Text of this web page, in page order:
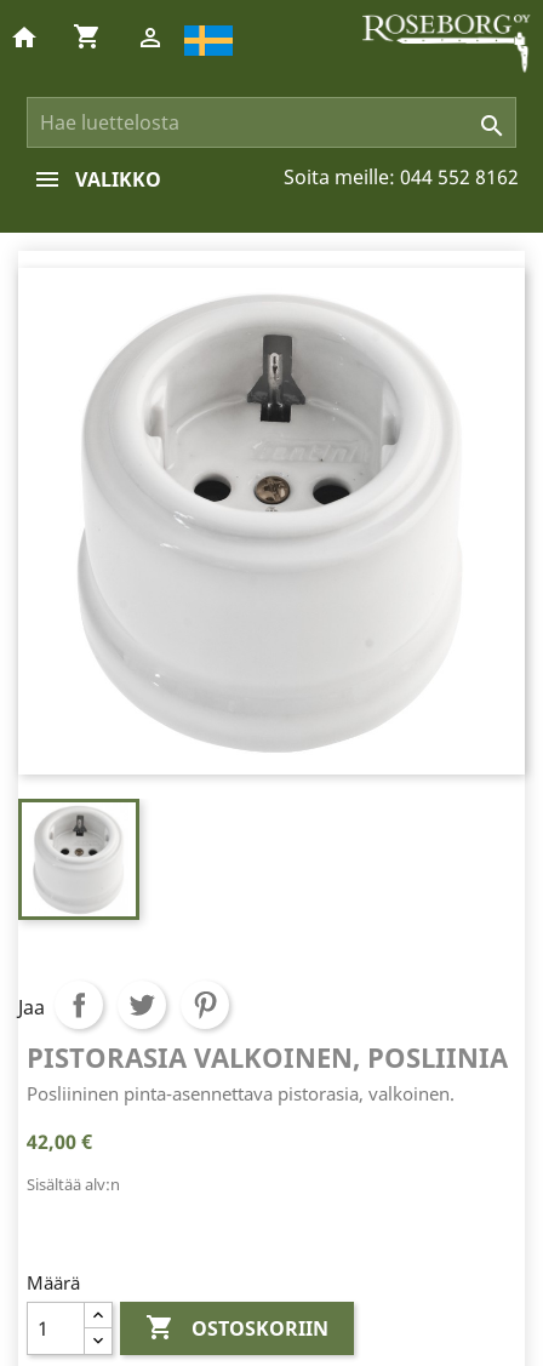

home shopping_cart 
Soita meille: 044 552 8162
VALIKKO
Jaa
PISTORASIA VALKOINEN, POSLIINIA
Posliininen pinta-asennettava pistorasia, valkoinen.
42,00 €
Sisältää alv:n
Määrä
 OSTOSKORIIN